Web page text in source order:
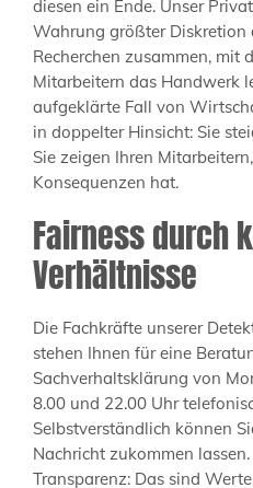
diesen ein Ende. Unser
Wahrung größter Diskretion
Recherchen zusammen, mit
Mitarbeitern das Handwerk
aufgeklärte Fall von
in doppelter Hinsicht: Sie
Sie zeigen Ihren
Konsequenzen hat.
Fairness durch
Verhältnisse
Die Fachkräfte unserer
stehen Ihnen für eine
Sachverhaltsklärung von
8.00 und 22.00 Uhr
Selbstverständlich können
Nachricht zukommen
Transparenz: Das sind